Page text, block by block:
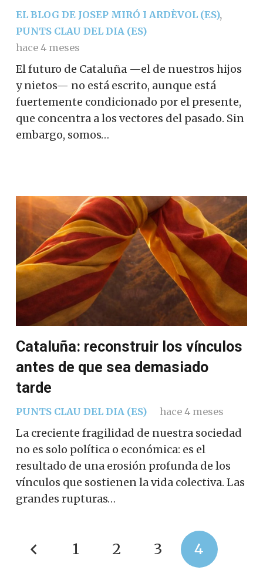
EL BLOG DE JOSEP MIRÓ I ARDÈVOL (ES),
PUNTS CLAU DEL DIA (ES)
hace 4 meses
El futuro de Cataluña —el de nuestros hijos
y nietos— no está escrito, aunque está
fuertemente condicionado por el presente,
que concentra a los vectores del pasado. Sin
embargo, somos…
Cataluña: reconstruir los vínculos
antes de que sea demasiado
tarde
PUNTS CLAU DEL DIA (ES) hace 4 meses
La creciente fragilidad de nuestra sociedad
no es solo política o económica: es el
resultado de una erosión profunda de los
vínculos que sostienen la vida colectiva. Las
grandes rupturas…
1 2 3 4